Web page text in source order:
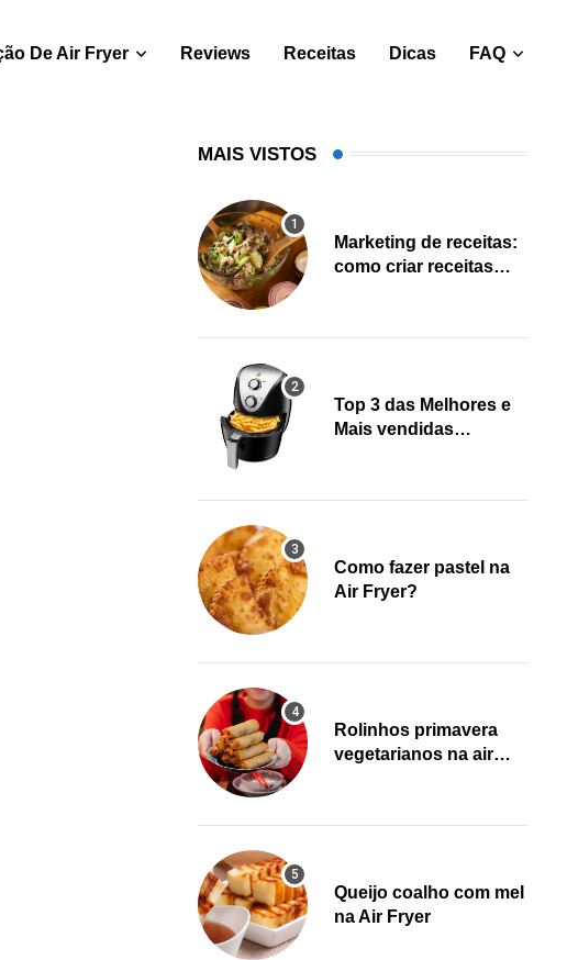
De Air Fryer Reviews Receitas Dicas FAQ
MAIS VISTOS
Marketing de receitas:
como criar receitas
Top 3 das Melhores e
Mais vendidas
Como fazer pastel na
Air Fryer?
Rolinhos primavera
vegetarianos na air
Queijo coalho com mel
na Air Fryer